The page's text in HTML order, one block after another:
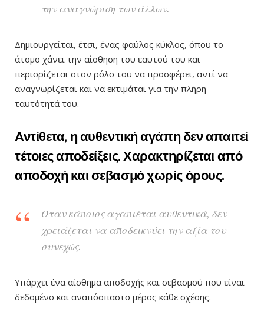
την αναγνώριση των άλλων.
Δημιουργείται, έτσι, ένας φαύλος κύκλος, όπου το
άτομο χάνει την αίσθηση του εαυτού του και
περιορίζεται στον ρόλο του να προσφέρει, αντί να
αναγνωρίζεται και να εκτιμάται για την πλήρη
ταυτότητά του.
Αντίθετα, η αυθεντική αγάπη δεν απαιτεί
τέτοιες αποδείξεις. Χαρακτηρίζεται από
αποδοχή και σεβασμό χωρίς όρους.
Όταν κάποιος αγαπιέται αυθεντικά, δεν
χρειάζεται να αποδεικνύει την αξία του
συνεχώς.
Υπάρχει ένα αίσθημα αποδοχής και σεβασμού που είναι
δεδομένο και αναπόσπαστο μέρος κάθε σχέσης.